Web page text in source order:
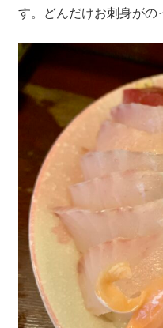
す。どんだけお刺身がの